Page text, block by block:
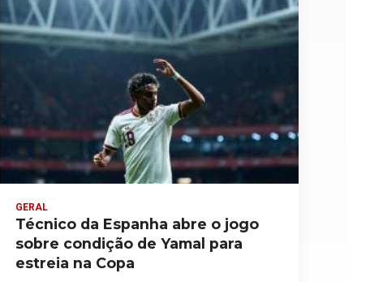
GERAL
Técnico da Espanha abre o jogo
sobre condição de Yamal para
estreia na Copa